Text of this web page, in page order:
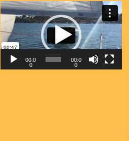
Lecteur
vidéo
00:0
0
00:0
0